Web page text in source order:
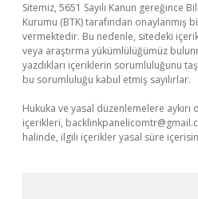
Sitemiz, 5651 Sayılı Kanun gereğince
Kurumu (BTK) tarafından onaylanmış
vermektedir. Bu nedenle, sitedeki
veya araştırma yükümlülüğümüz
yazdıkları içeriklerin sorumluluğunu
bu sorumluluğu kabul etmiş sayılırlar.
Hukuka ve yasal düzenlemelere
içerikleri,
halinde, ilgili içerikler yasal süre